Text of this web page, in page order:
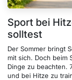
Sport bei
solltest
Der Sommer bringt
mit sich. Doch beim
Dinge zu beachten.
und bei Hitze zu